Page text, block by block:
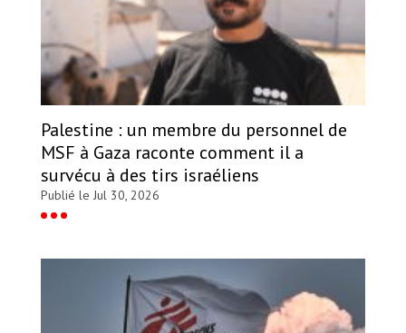
Palestine : un membre du personnel de
MSF à Gaza raconte comment il a
survécu à des tirs israéliens
Publié le Jul 30, 2026